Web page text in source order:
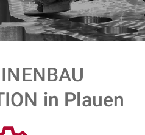
in Plauen